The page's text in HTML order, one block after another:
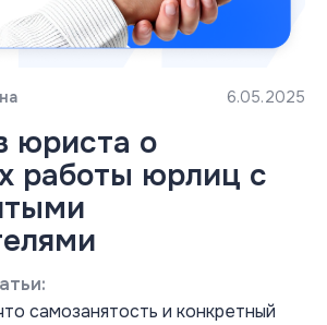
6.05.2025
юриста о
работы юрлиц с
самозанятость и конкретный